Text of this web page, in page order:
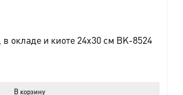
окладе и киоте 24х30 см BK-8524
В корзину